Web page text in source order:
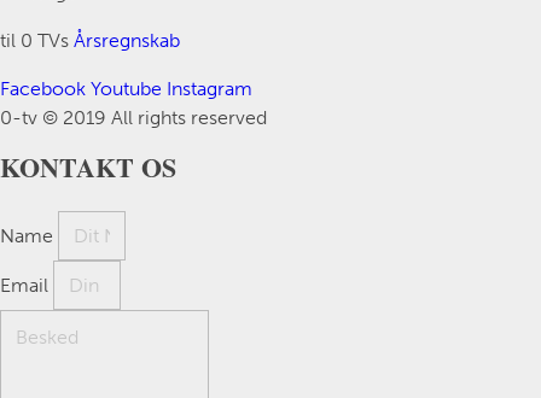
til 0 TVs Årsregnskab
Facebook Youtube Instagram
0-tv © 2019 All rights reserved​
KONTAKT OS
Name
Email